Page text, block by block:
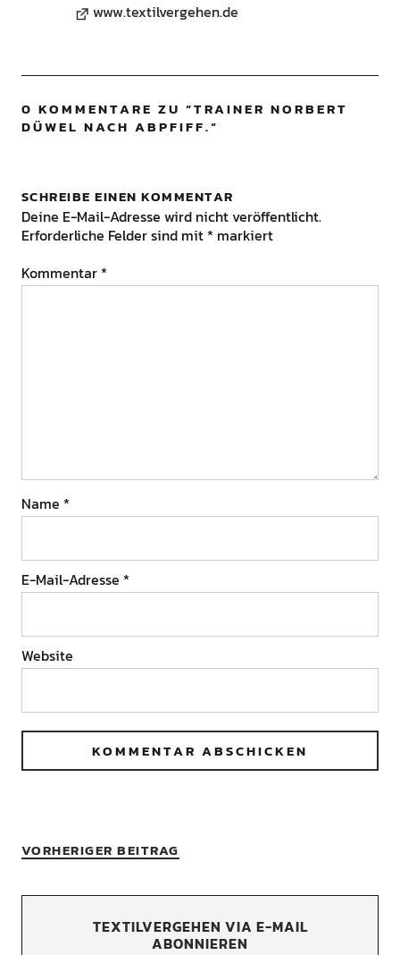
www.textilvergehen.de
0 KOMMENTARE ZU “TRAINER NORBERT
DÜWEL NACH ABPFIFF.”
SCHREIBE EINEN KOMMENTAR
Deine E-Mail-Adresse wird nicht veröffentlicht.
Erforderliche Felder sind mit * markiert
Kommentar *
Name *
E-Mail-Adresse *
Website
VORHERIGER BEITRAG
TEXTILVERGEHEN VIA E-MAIL
ABONNIEREN